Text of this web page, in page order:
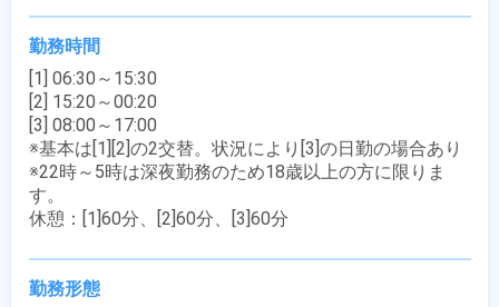
勤務時間
[1] 06:30～15:30
[2] 15:20～00:20
[3] 08:00～17:00
※基本は[1][2]の2交替。状況により[3]の日勤の場合あり
※22時～5時は深夜勤務のため18歳以上の方に限りま
す。
休憩：[1]60分、[2]60分、[3]60分
勤務形態